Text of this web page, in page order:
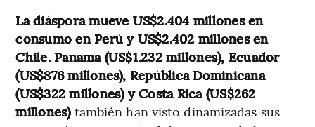
La diáspora mueve US$2.404 millones en
consumo en Perú y US$2.402 millones en
Chile. Panamá (US$1.232 millones), Ecuador
(US$876 millones), República Dominicana
(US$322 millones) y Costa Rica (US$262
millones)también han visto dinamizadas sus